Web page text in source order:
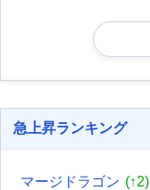
急上昇ランキング
マージドラゴン (↑2)